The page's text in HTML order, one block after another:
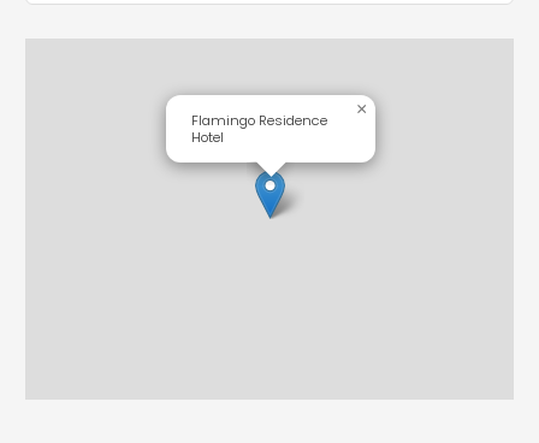
Flamingo Residence
Hotel
×